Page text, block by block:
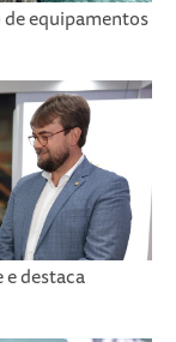
equipamentos
destaca